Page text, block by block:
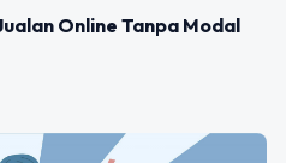
Online Tanpa Modal